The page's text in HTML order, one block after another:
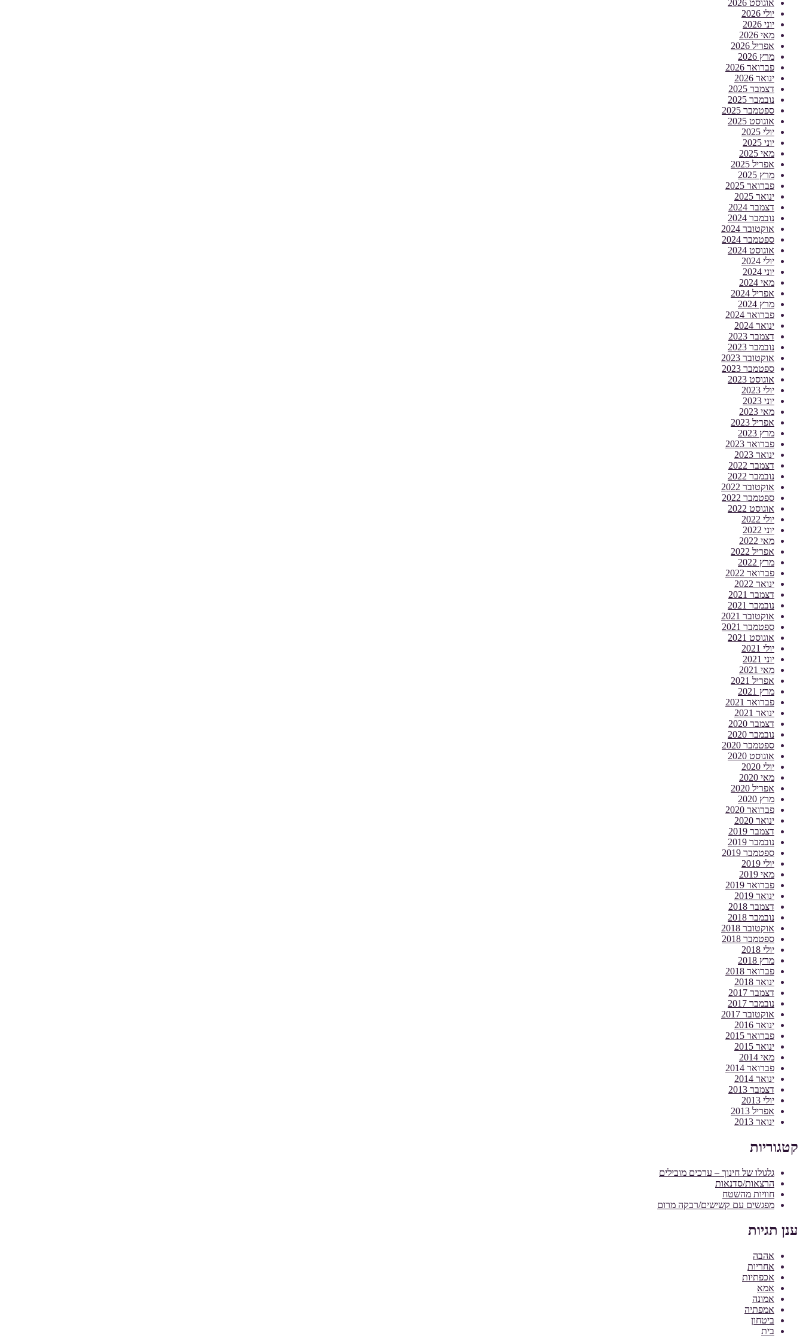
אוגוסט 2026
יולי 2026
יוני 2026
מאי 2026
אפריל 2026
מרץ 2026
פברואר 2026
ינואר 2026
דצמבר 2025
נובמבר 2025
ספטמבר 2025
אוגוסט 2025
יולי 2025
יוני 2025
מאי 2025
אפריל 2025
מרץ 2025
פברואר 2025
ינואר 2025
דצמבר 2024
נובמבר 2024
אוקטובר 2024
ספטמבר 2024
אוגוסט 2024
יולי 2024
יוני 2024
מאי 2024
אפריל 2024
מרץ 2024
פברואר 2024
ינואר 2024
דצמבר 2023
נובמבר 2023
אוקטובר 2023
ספטמבר 2023
אוגוסט 2023
יולי 2023
יוני 2023
מאי 2023
אפריל 2023
מרץ 2023
פברואר 2023
ינואר 2023
דצמבר 2022
נובמבר 2022
אוקטובר 2022
ספטמבר 2022
אוגוסט 2022
יולי 2022
יוני 2022
מאי 2022
אפריל 2022
מרץ 2022
פברואר 2022
ינואר 2022
דצמבר 2021
נובמבר 2021
אוקטובר 2021
ספטמבר 2021
אוגוסט 2021
יולי 2021
יוני 2021
מאי 2021
אפריל 2021
מרץ 2021
פברואר 2021
ינואר 2021
דצמבר 2020
נובמבר 2020
ספטמבר 2020
אוגוסט 2020
יולי 2020
מאי 2020
אפריל 2020
מרץ 2020
פברואר 2020
ינואר 2020
דצמבר 2019
נובמבר 2019
ספטמבר 2019
יולי 2019
מאי 2019
פברואר 2019
ינואר 2019
דצמבר 2018
נובמבר 2018
אוקטובר 2018
ספטמבר 2018
יולי 2018
מרץ 2018
פברואר 2018
ינואר 2018
דצמבר 2017
נובמבר 2017
אוקטובר 2017
ינואר 2016
פברואר 2015
ינואר 2015
מאי 2014
פברואר 2014
ינואר 2014
דצמבר 2013
יולי 2013
אפריל 2013
ינואר 2013
קטגוריות
גלגולו של חינוך – ערכים מובילים
הרצאות/סדנאות
חוויות מהשטח
מפגשים עם קשישים/רבקה מרום
ענן תגיות
אהבה
אחריות
אכפתיות
אמא
אמונה
אמפתיה
ביטחון
בית